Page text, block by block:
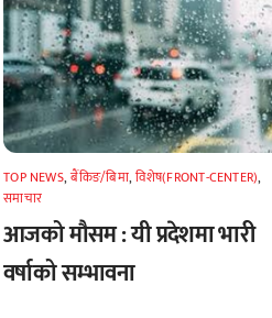
TOP NEWS,बैंकिङ/बिमा,विशेष(FRONT-CENTER),
समाचार
आजको मौसम : यी प्रदेशमा भारी
वर्षाको सम्भावना